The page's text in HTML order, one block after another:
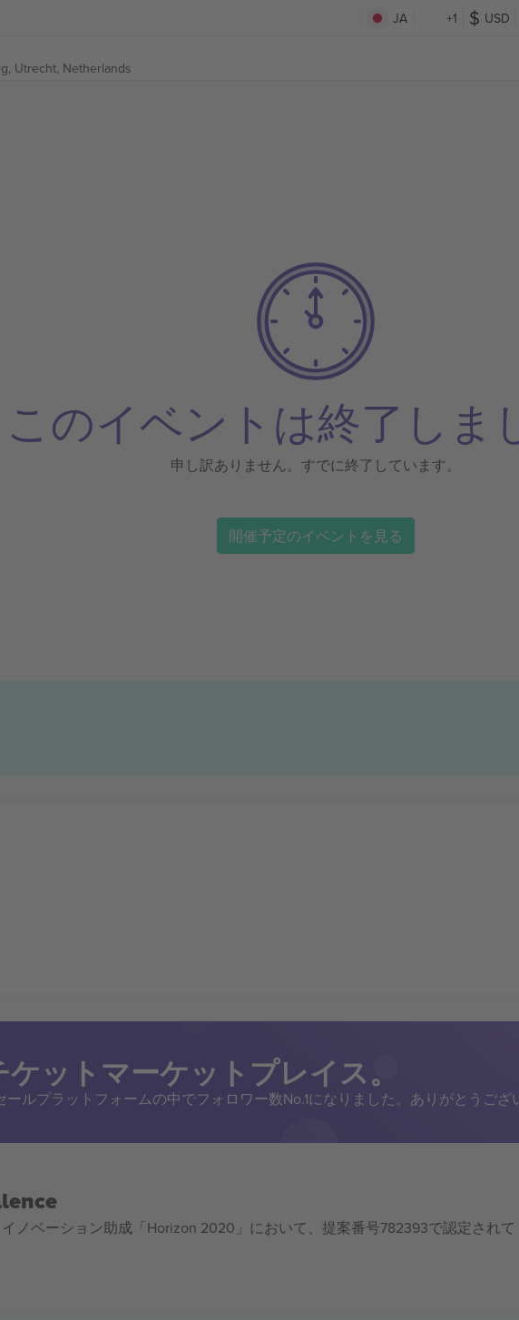
JA +1 USD
Utrecht, Netherlands
このイベントは終了しま
申し訳ありません。すでに終了しています。
開催予定のイベントを見る
ケットマーケットプレイス。
ルプラットフォームの中でフォロワー数No.1になりました。ありがとうござ
ノベーション助成「Horizon 2020」において、提案番号782393で認定されて